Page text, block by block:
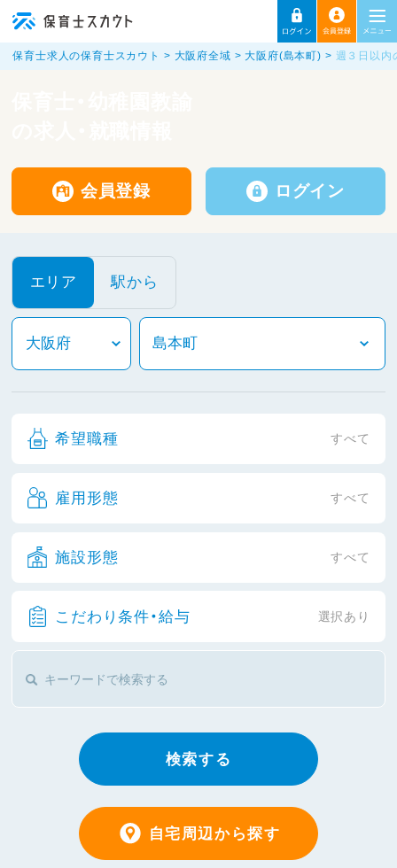
保育士求人の保育士スカウト 大阪府全域 大阪府(島本町) 週３日以内
会員登録 ログイン
エリア 駅から
希望職種 すべて
雇用形態 すべて
施設形態 すべて
こだわり条件・給与 選択あり
検索する
自宅周辺から探す